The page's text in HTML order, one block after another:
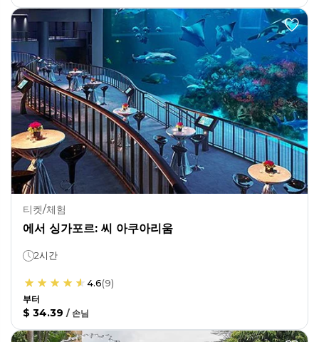
티켓/체험
에서 싱가포르: 씨 아쿠아리움
2시간
4.6(9)
부터
$ 34.39 / 손님